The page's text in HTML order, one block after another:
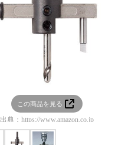
この商品を見る
出典： https://www.amazon.co.jp